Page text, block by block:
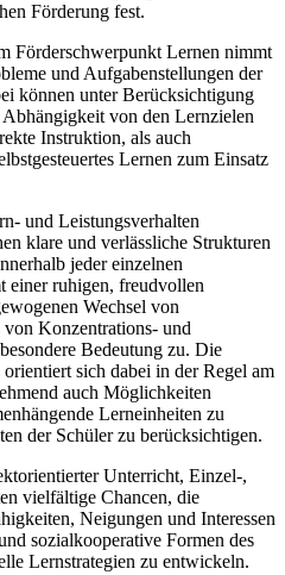
Förderung fest.
Förderschwerpunkt Lernen nimmt
und Aufgabenstellungen der
können unter Berücksichtigung
von den Lernzielen
Instruktion, als auch
Lernen zum Einsatz
und Leistungsverhalten
klare und verlässliche Strukturen
jeder einzelnen
einer ruhigen, freudvollen
Wechsel von
Konzentrations- und
Bedeutung zu. Die
sich dabei in der Regel am
auch Möglichkeiten
Lerneinheiten zu
der Schüler zu berücksichtigen.
Unterricht, Einzel-,
vielfältige Chancen, die
Neigungen und Interessen
sozialkooperative Formen des
Lernstrategien zu entwickeln.